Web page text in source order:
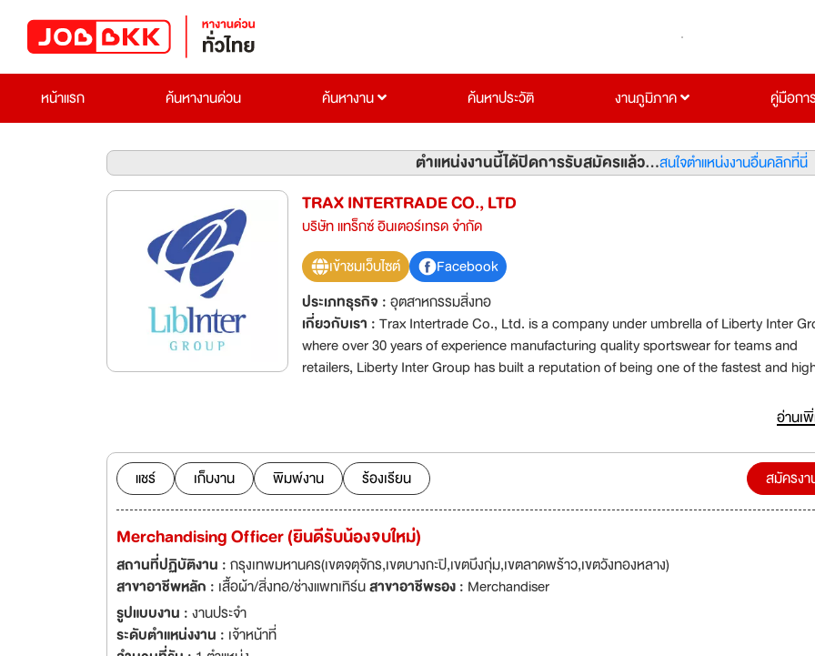
หน้าแรก ค้นหางานด่วน ค้นหางาน ค้นหาประวัติ งานภูมิภาค คู่มือกา
ตำแหน่งงานนี้ได้ปิดการรับสมัครแล้ว...สนใจตำแหน่งงานอื่นคลิกที่นี่
TRAX INTERTRADE CO., LTD
บริษัท แทร็กซ์ อินเตอร์เทรด จำกัด
เข้าชมเว็บไซต์
Facebook
ประเภทธุรกิจ :อุตสาหกรรมสิ่งทอ
เกี่ยวกับเรา :Trax Intertrade Co., Ltd. is a company under umbrella of Liberty Inter
where over 30 years of experience manufacturing quality sportswear for teams and
retailers, Liberty Inter Group has built a reputation of being one of the fastest and
Liberty Inter Group was established in 1982 with initially only 50 employees. Today
continued to grow successfully with operations coverage thru out ASEAN, which
Thailand, Vietnam, Cambodia, and Indonesia, allowing us a production capacity of 3
million pieces per month. We are a well-established sportswear supplier for numerous
world-class brand names. We have factories in 4 countries with sufficient capacity to
house garment manufacturing production process from pre-production processes
production processes.
อ่านเ
แชร์ เก็บงาน พิมพ์งาน ร้องเรียน สมัครง
Merchandising Officer (ยินดีรับน้องจบใหม่)
สถานที่ปฏิบัติงาน :กรุงเทพมหานคร(เขตจตุจักร,เขตบางกะปิ,เขตบึงกุ่ม,เขตลาดพร้าว,เขตวังทองหลาง)
สาขาอาชีพหลัก : เสื้อผ้า/สิ่งทอ/ช่างแพทเทิร์นสาขาอาชีพรอง : Merchandiser
รูปแบบงาน :งานประจำ
ระดับตำแหน่งงาน : เจ้าหน้าที่